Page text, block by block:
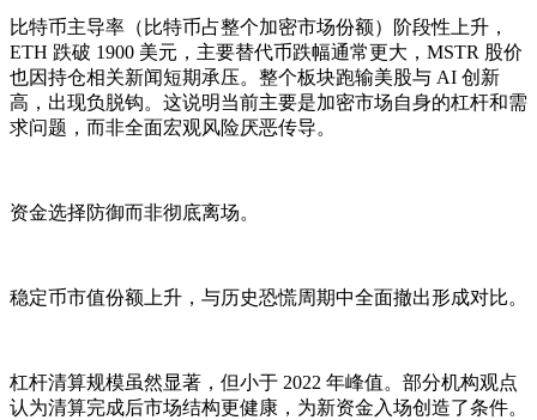
比特币主导率（比特币占整个加密市场份额）阶段性上升，
ETH 跌破 1900 美元，主要替代币跌幅通常更大，MSTR 股价
也因持仓相关新闻短期承压。整个板块跑输美股与 AI 创新
高，出现负脱钩。这说明当前主要是加密市场自身的杠杆和需
求问题，而非全面宏观风险厌恶传导。
资金选择防御而非彻底离场。
稳定币市值份额上升，与历史恐慌周期中全面撤出形成对比。
杠杆清算规模虽然显著，但小于 2022 年峰值。部分机构观点
认为清算完成后市场结构更健康，为新资金入场创造了条件。